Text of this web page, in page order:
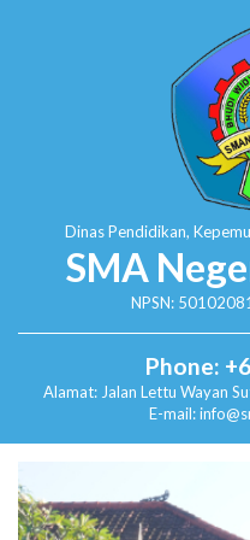
Dinas Pendidikan,
SMA
NPSN:
Phone:
Alamat: Jalan Lettu Wayan
E-mail: